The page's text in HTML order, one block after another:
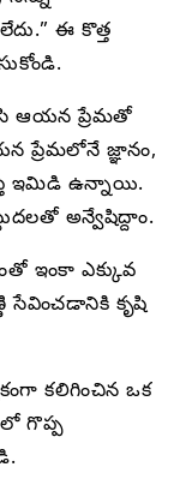
ఈ కొత్త
ఆయన ప్రేమతో
ప్రేమలోనే జ్ఞానం,
ఇమిడి ఉన్నాయి.
అన్వేషిద్దాం.
ఇంకా ఎక్కువ
సేవించడానికి కృషి
కలిగించిన ఒక
గొప్ప